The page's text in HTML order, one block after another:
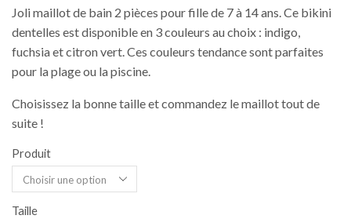
Joli maillot de bain 2 pièces pour fille de 7 à 14 ans. Ce bikini
dentelles est disponible en 3 couleurs au choix : indigo,
fuchsia et citron vert. Ces couleurs tendance sont parfaites
pour la plage ou la piscine.
Choisissez la bonne taille et commandez le maillot tout de
suite !
Produit
Taille